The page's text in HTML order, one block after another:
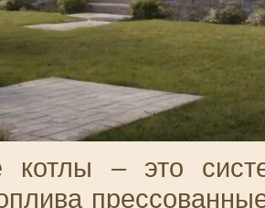
котлы – это